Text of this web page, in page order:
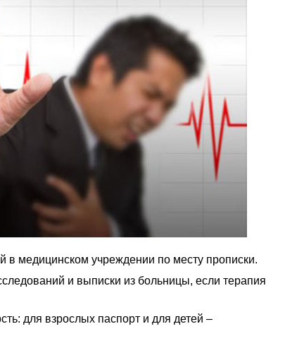
в медицинском учреждении по месту прописки.
и выписки из больницы, если терапия
для взрослых паспорт и для детей –